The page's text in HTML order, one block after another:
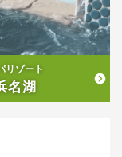
リゾート
名湖